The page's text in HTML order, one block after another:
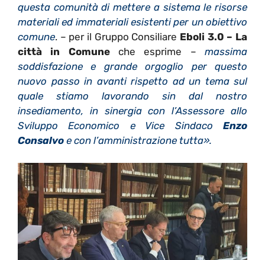
questa comunità di mettere a sistema le risorse
materiali ed immateriali esistenti per un obiettivo
comune. – per il Gruppo Consiliare Eboli 3.0 – La
città in Comuneche esprime –massima
soddisfazione e grande orgoglio per questo
nuovo passo in avanti rispetto ad un tema sul
quale stiamo lavorando sin dal nostro
insediamento, in sinergia con l’Assessore allo
Sviluppo Economico e Vice Sindaco Enzo
Consalvo e con l’amministrazione tutta».